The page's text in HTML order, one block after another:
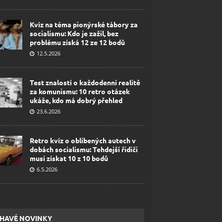
Kvíz na téma pionýrské tábory za
socialismu: Kdo je zažil, bez
problému získá 12 ze 12 bodů
12.5.2026
Test znalostí o každodenní realitě
za komunismu: 10 retro otázek
ukáže, kdo má dobrý přehled
23.6.2026
Retro kvíz o oblíbených autech v
dobách socialismu: Tehdejší řidiči
musí získat 10 z 10 bodů
6.5.2026
NOVINKY